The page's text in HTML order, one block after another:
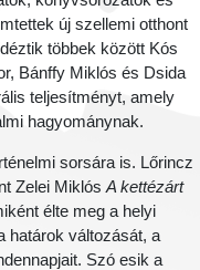
új szellemi otthont
többek között Kós
Bánffy Miklós és Dsida
teljesítményt, amely
hagyománynak.
sorsára is. Lőrincz
Zelei MiklósA kettézárt
élte meg a helyi
határok változását, a
Szó esik a